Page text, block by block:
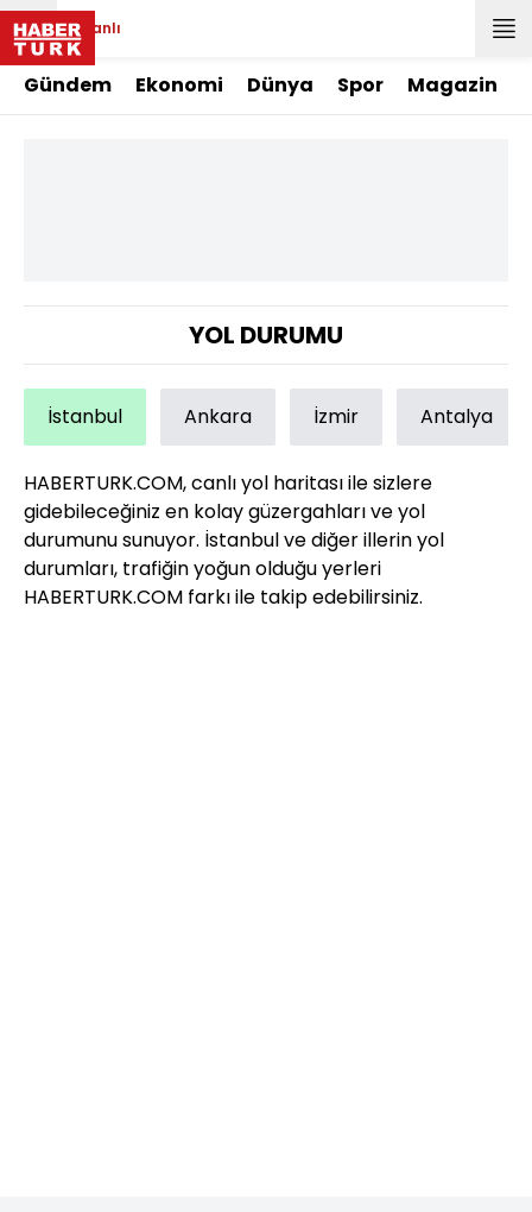
Canlı
Gündem Ekonomi Dünya Spor Magazin
YOL DURUMU
İstanbul Ankara İzmir Antalya
HABERTURK.COM, canlı yol haritası ile sizlere
gidebileceğiniz en kolay güzergahları ve yol
durumunu sunuyor. İstanbul ve diğer illerin yol
durumları, trafiğin yoğun olduğu yerleri
HABERTURK.COM farkı ile takip edebilirsiniz.